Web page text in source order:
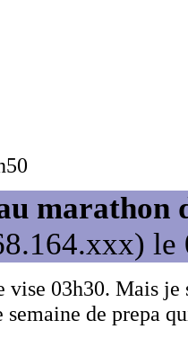
marathon
le
vise 03h30. Mais je
de prepa